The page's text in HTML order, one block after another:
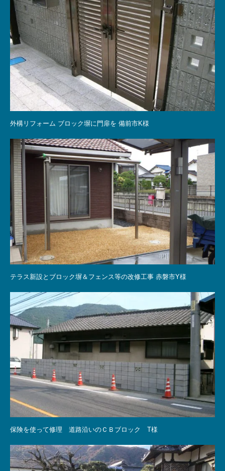
外構リフォーム ブロック塀に門扉を 備前市K様
テラス新設とブロック塀＆フェンス等の改修工事 赤磐市Y様
保険を使って修理 道路沿いのＣＢブロック T様